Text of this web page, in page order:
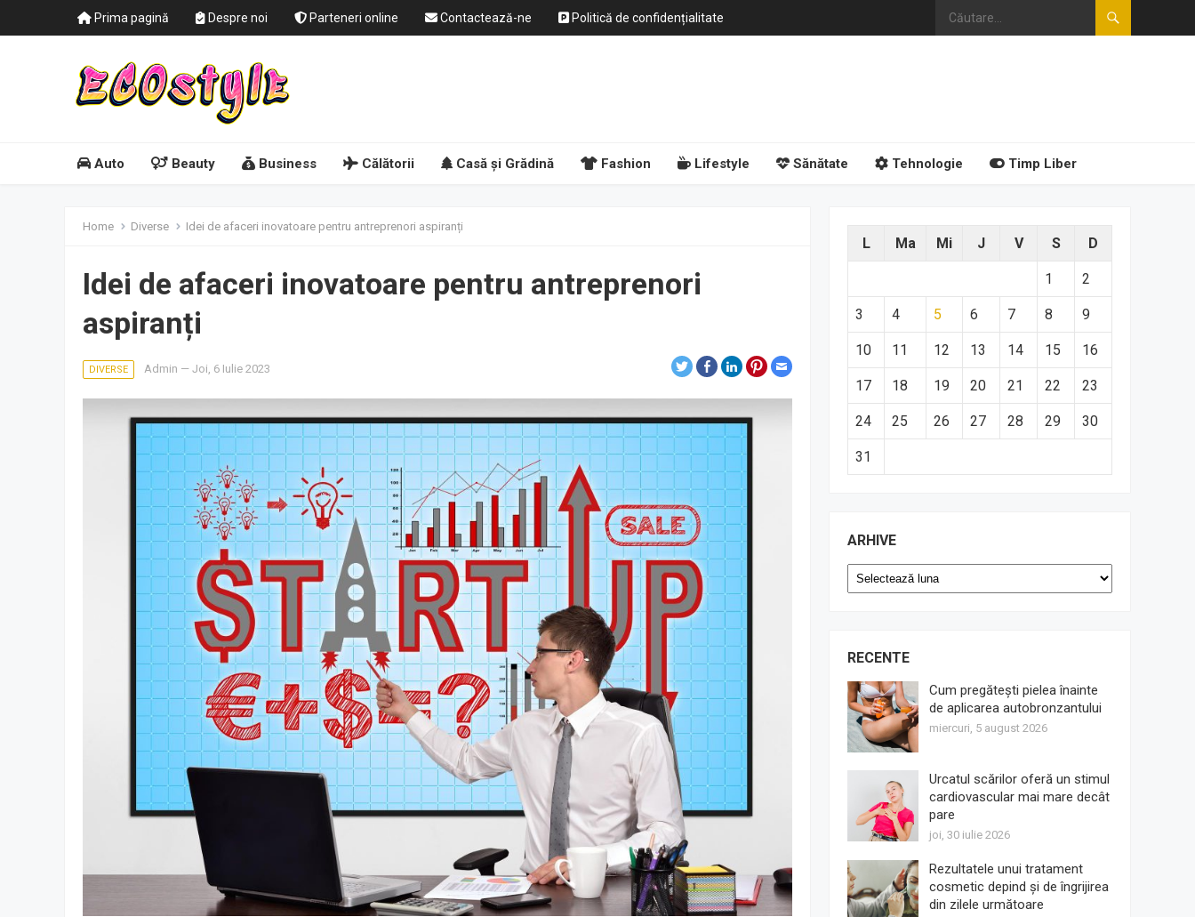
Prima pagină Despre noi Parteneri online Contactează-ne Politică de confidențialitate
Auto Beauty Business Călătorii Casă și Grădină Fashion Lifestyle Sănătate Tehnologie Timp Liber
Home Diverse Idei de afaceri inovatoare pentru antreprenori aspiranți
Idei de afaceri inovatoare pentru antreprenori
aspiranți
DIVERSE Admin — Joi, 6 Iulie 2023
L Ma Mi J V S D
1 2
3 4 5 6 7 8 9
10 11 12 13 14 15 16
17 18 19 20 21 22 23
24 25 26 27 28 29 30
31
ARHIVE
Arhive
RECENTE
Cum pregătești pielea înainte
de aplicarea autobronzantului
miercuri, 5 august 2026
Urcatul scărilor oferă un stimul
cardiovascular mai mare decât
pare
joi, 30 iulie 2026
Rezultatele unui tratament
cosmetic depind și de îngrijirea
din zilele următoare